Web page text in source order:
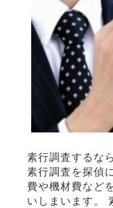
素行調査するな
素行調査を探偵
費や機材費など
いしまいます。